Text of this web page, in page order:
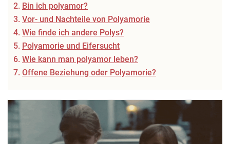
Bin ich polyamor?
Vor- und Nachteile von Polyamorie
Wie finde ich andere Polys?
Polyamorie und Eifersucht
Wie kann man polyamor leben?
Offene Beziehung oder Polyamorie?